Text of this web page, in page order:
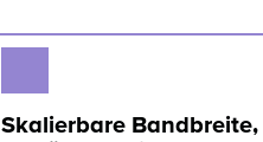
Skalierbare